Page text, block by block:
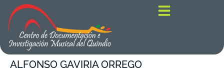
contenido
ALFONSO GAVIRIA ORREGO